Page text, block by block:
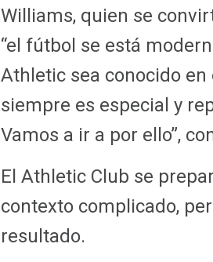
Williams, quien se
“el fútbol se está
Athletic sea conocido
siempre es especial y
Vamos a ir a por ello”,
El Athletic Club se
contexto complicado,
resultado.